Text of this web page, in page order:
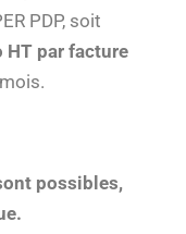
PDP, soit
HT par facture
possibles,